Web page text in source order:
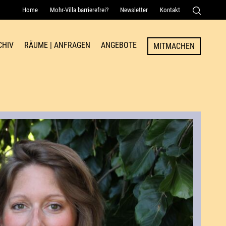
Home Mohr-Villa barrierefrei? Newsletter Kontakt
Senden
RÄUME | ANFRAGEN ANGEBOTE MITMACHEN